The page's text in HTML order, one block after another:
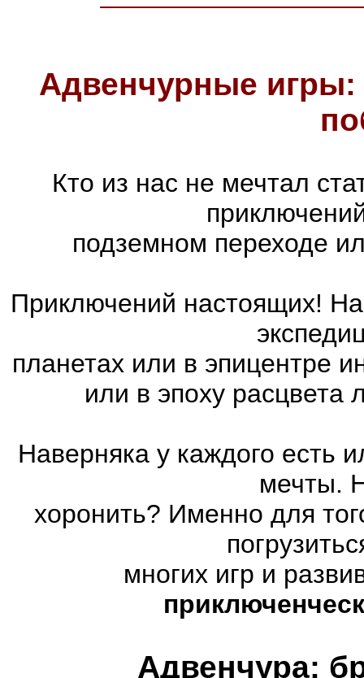
Адвенчурные
Кто из нас не мечтал
подземном переходе
Приключений настоящих! На
планетах или в эпицентре
или в эпоху
Наверняка у каждого есть
мечты.
хоронить? Именно для
многих игр и
Адвенчура: